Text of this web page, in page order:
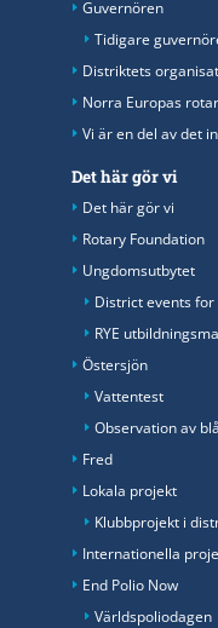
Guvernören
Tidigare
Distriktets
Norra Europas
Vi är en del av det
Det här gör vi
Det här gör vi
Rotary Foundation
Ungdomsutbytet
District events
RYE
Östersjön
Vattentest
Observation av
Fred
Lokala projekt
Klubbprojekt i
Internationella
End Polio Now
Världspoliodagen